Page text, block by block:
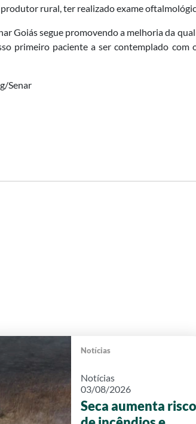
rural, ter realizado exame
Goiás segue promovendo a melhoria da
primeiro paciente a ser contemplado
Senar
Notícias
Notícias
03/08/2026
Seca aumenta risco